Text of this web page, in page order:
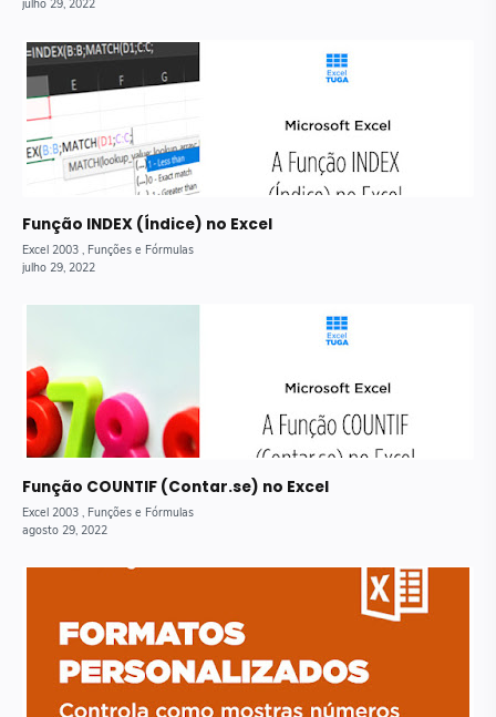
Função INDEX (Índice) no Excel
Função COUNTIF (Contar.se) no Excel